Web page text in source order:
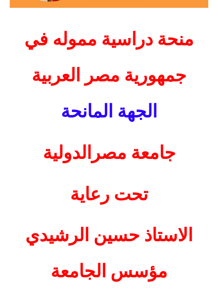
منحة دراسية مموله في
جمهورية مصر العربية
الجهة المانحة
جامعة مصرالدولية
تحت رعاية
الاستاذ حسين الرشيدي
مؤسس الجامعة